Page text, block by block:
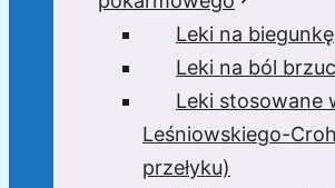
Leki na biegunkę
Leki na ból
Leki stosowane
Leśniowskiego-
przełyku)